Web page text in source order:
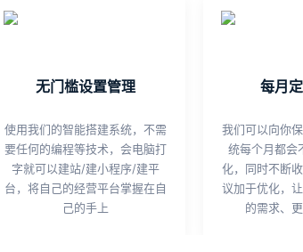
无门槛设置管理
使用我们的智能搭建系统，不需
要任何的编程等技术，会电脑打
字就可以建站/建小程序/建平
台，将自己的经营平台掌握在自
己的手上
每月
我们可以向你
统每个月都会
化，同时不断
议加于优化，
的需求、